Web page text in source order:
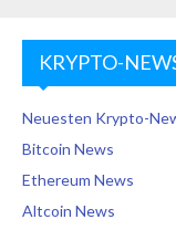
KRYPTO-
Neuesten Krypto-
Bitcoin News
Ethereum News
Altcoin News